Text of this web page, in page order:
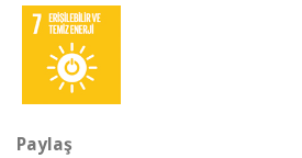
Paylaş